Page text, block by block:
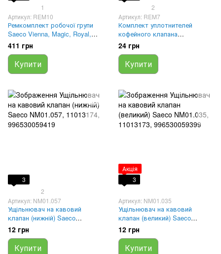
1
Артикул: REM10
Ремкомплект робочої групи
Saeco Vienna, Magic, Royal,
Aulika + каового клапану +
змазка
411 грн
Купити
2
Артикул: REM7
Комплект уплотнителей
кофейного клапана
Philips/Saeco (NM01.057,
NM01.035)
24 грн
Купити
3
2
Артикул: NM01.057
Ущільнювач на кавовий
клапан (нижній) Saeco
NM01.057, 11013174,
996530059419
12 грн
Купити
Акція
3
Артикул: NM01.035
Ущільнювач на кавовий
клапан (великий) Saeco
NM01.035, 11013173,
996530059399
12 грн
Купити